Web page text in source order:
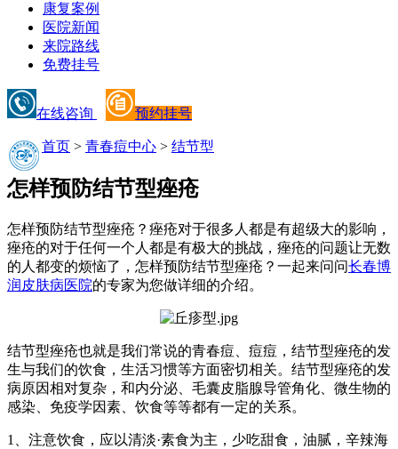
康复案例
医院新闻
来院路线
免费挂号
在线咨询 预约挂号
首页 > 青春痘中心 > 结节型
怎样预防结节型痤疮
怎样预防结节型痤疮？痤疮对于很多人都是有超级大的影响，
痤疮的对于任何一个人都是有极大的挑战，痤疮的问题让无数
的人都变的烦恼了，怎样预防结节型痤疮？一起来问问长春博
润皮肤病医院的专家为您做详细的介绍。
结节型痤疮也就是我们常说的青春痘、痘痘，结节型痤疮的发
生与我们的饮食，生活习惯等方面密切相关。结节型痤疮的发
病原因相对复杂，和内分泌、毛囊皮脂腺导管角化、微生物的
感染、免疫学因素、饮食等等都有一定的关系。
1、注意饮食，应以清淡·素食为主，少吃甜食，油腻，辛辣海